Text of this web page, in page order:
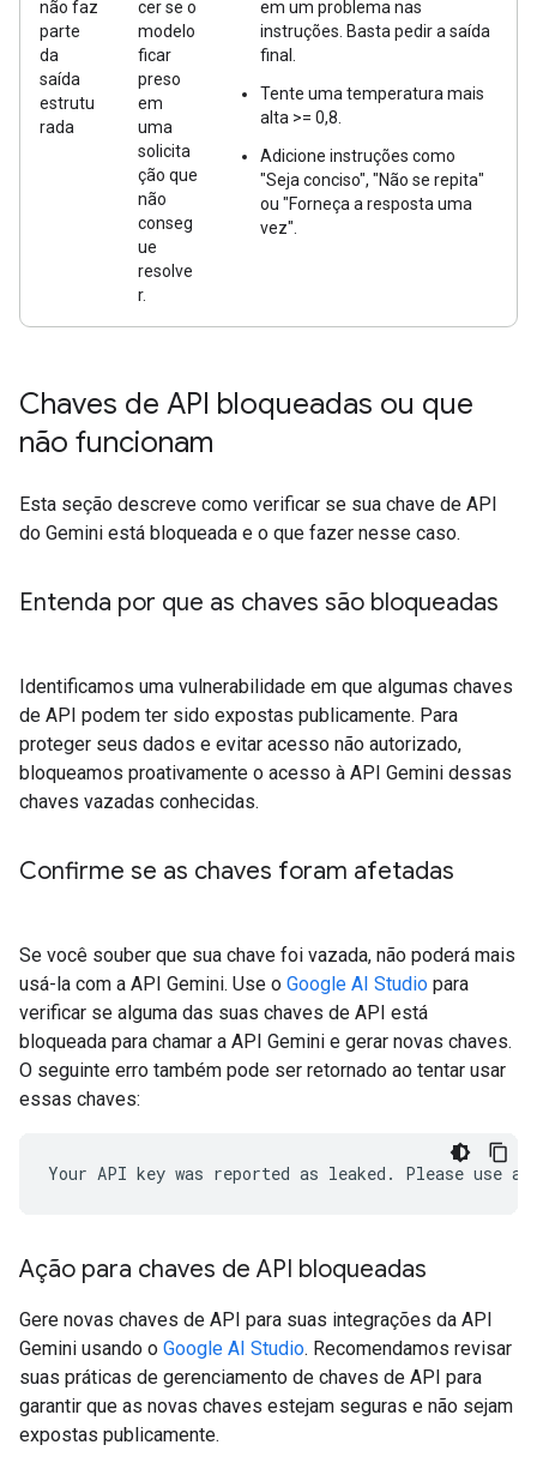
não faz
parte
da
saída
estrutu
rada
cer se o
modelo
ficar
preso
em
uma
solicita
ção que
não
conseg
ue
resolve
r.
em um problema nas
instruções. Basta pedir a saída
final.
Tente uma temperatura mais
alta >= 0,8.
Adicione instruções como
"Seja conciso", "Não se repita"
ou "Forneça a resposta uma
vez".
Chaves de API bloqueadas ou que
não funcionam
Esta seção descreve como verificar se sua chave de API
do Gemini está bloqueada e o que fazer nesse caso.
Entenda por que as chaves são bloqueadas
Identificamos uma vulnerabilidade em que algumas chaves
de API podem ter sido expostas publicamente. Para
proteger seus dados e evitar acesso não autorizado,
bloqueamos proativamente o acesso à API Gemini dessas
chaves vazadas conhecidas.
Confirme se as chaves foram afetadas
Se você souber que sua chave foi vazada, não poderá mais
usá-la com a API Gemini. Use o Google AI Studio para
verificar se alguma das suas chaves de API está
bloqueada para chamar a API Gemini e gerar novas chaves.
O seguinte erro também pode ser retornado ao tentar usar
essas chaves:
Ação para chaves de API bloqueadas
Gere novas chaves de API para suas integrações da API
Gemini usando o Google AI Studio. Recomendamos revisar
suas práticas de gerenciamento de chaves de API para
garantir que as novas chaves estejam seguras e não sejam
expostas publicamente.